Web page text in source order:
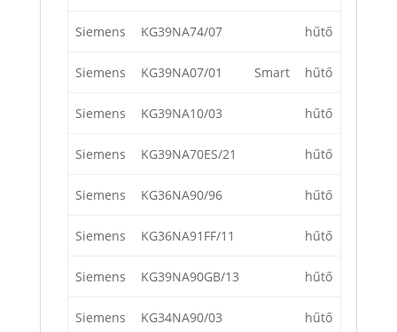
Siemens KG39NA74/07 hűtő
Siemens KG39NA07/01 Smart hűtő
Siemens KG39NA10/03 hűtő
Siemens KG39NA70ES/21 hűtő
Siemens KG36NA90/96 hűtő
Siemens KG36NA91FF/11 hűtő
Siemens KG39NA90GB/13 hűtő
Siemens KG34NA90/03 hűtő